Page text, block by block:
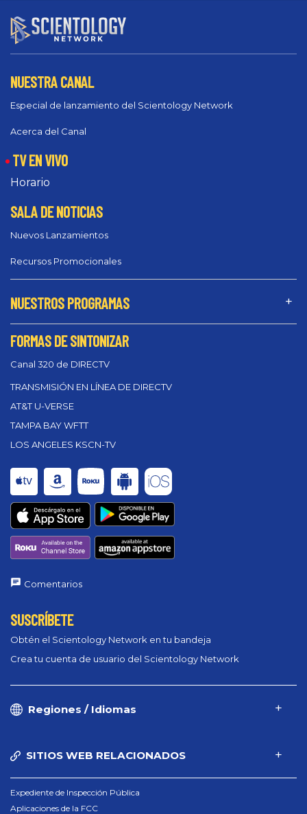
NUESTRA CANAL
Especial de lanzamiento del Scientology Network
Acerca del Canal
TV EN VIVO
Horario
SALA DE NOTICIAS
Nuevos Lanzamientos
Recursos Promocionales
NUESTROS PROGRAMAS
FORMAS DE SINTONIZAR
Canal 320 de DIRECTV
TRANSMISIÓN EN LÍNEA DE DIRECTV
AT&T U-VERSE
TAMPA BAY WFTT
LOS ANGELES KSCN-TV
Comentarios
SUSCRÍBETE
Obtén el Scientology Network en tu bandeja
Crea tu cuenta de usuario del Scientology Network
Regiones / Idiomas
SITIOS WEB RELACIONADOS
Expediente de Inspección Pública
Aplicaciones de la FCC